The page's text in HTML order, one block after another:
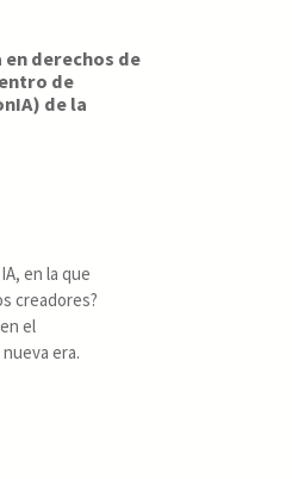
derechos de
de
de la
en la que
creadores?
el
era.